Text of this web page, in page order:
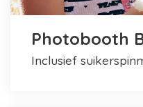
Photobooth
inclusief